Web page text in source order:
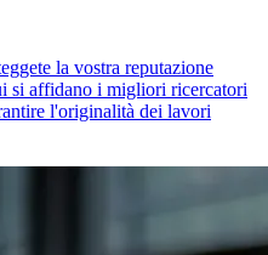
la vostra reputazione
si affidano i migliori ricercatori
l'originalità dei lavori